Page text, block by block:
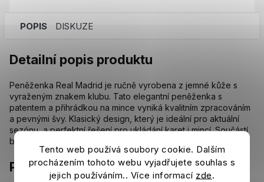
Tento web používá soubory cookie. Dalším
procházením tohoto webu vyjadřujete souhlas s
jejich používáním.. Více informací zde.
POPIS DISKUZE
Detailní popis produktu
Peněženka Real Madrid je ručně vyrobena z jemné kůže s
vyraženým znakem klubu. Tato elegantní peněženka s
patentem a přihrádkou na mince vyniká kvalitním zpracováním
a pevnými švy. Klasický design, který je ideální pro aktuální
sezónu, a perfektní řešení pro ukládání karet i mincí. Součástí
balení je dárková krabička. Rozměry: 8 x 11 cm.
Parametry